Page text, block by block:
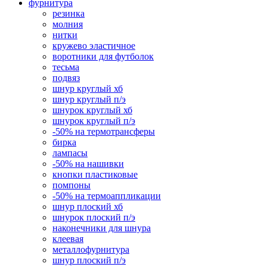
фурнитура
резинка
молния
нитки
кружево эластичное
воротники для футболок
тесьма
подвяз
шнур круглый хб
шнур круглый п/э
шнурок круглый хб
шнурок круглый п/э
-50% на термотрансферы
бирка
лампасы
-50% на нашивки
кнопки пластиковые
помпоны
-50% на термоаппликации
шнур плоский хб
шнурок плоский п/э
наконечники для шнура
клеевая
металлофурнитура
шнур плоский п/э